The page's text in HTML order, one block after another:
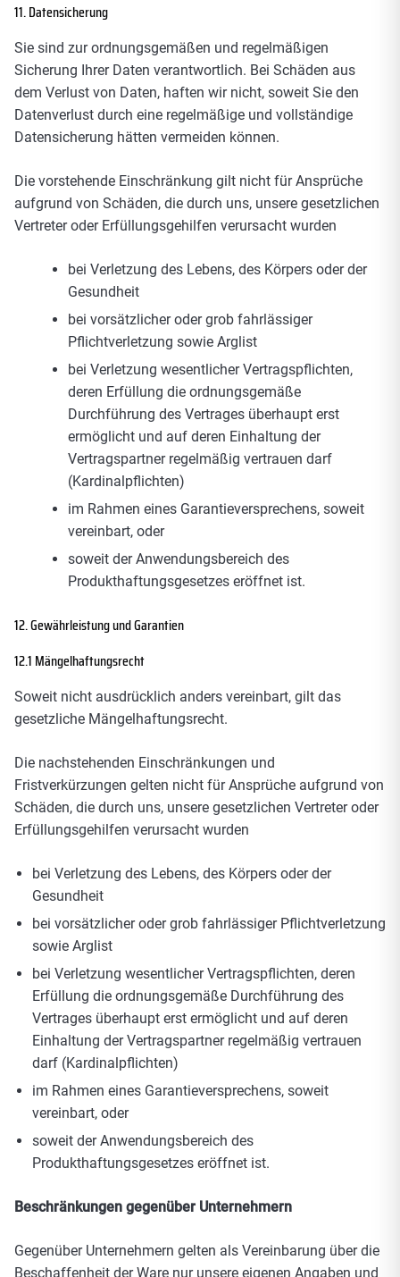
11. Datensicherung
Sie sind zur ordnungsgemäßen und regelmäßigen
Sicherung Ihrer Daten verantwortlich. Bei Schäden aus
dem Verlust von Daten, haften wir nicht, soweit Sie den
Datenverlust durch eine regelmäßige und vollständige
Datensicherung hätten vermeiden können.
Die vorstehende Einschränkung gilt nicht für Ansprüche
aufgrund von Schäden, die durch uns, unsere gesetzlichen
Vertreter oder Erfüllungsgehilfen verursacht wurden
bei Verletzung des Lebens, des Körpers oder der
Gesundheit
bei vorsätzlicher oder grob fahrlässiger
Pflichtverletzung sowie Arglist
bei Verletzung wesentlicher Vertragspflichten,
deren Erfüllung die ordnungsgemäße
Durchführung des Vertrages überhaupt erst
ermöglicht und auf deren Einhaltung der
Vertragspartner regelmäßig vertrauen darf
(Kardinalpflichten)
im Rahmen eines Garantieversprechens, soweit
vereinbart, oder
soweit der Anwendungsbereich des
Produkthaftungsgesetzes eröffnet ist.
12. Gewährleistung und Garantien
12.1 Mängelhaftungsrecht
Soweit nicht ausdrücklich anders vereinbart, gilt das
gesetzliche Mängelhaftungsrecht.
Die nachstehenden Einschränkungen und
Fristverkürzungen gelten nicht für Ansprüche aufgrund von
Schäden, die durch uns, unsere gesetzlichen Vertreter oder
Erfüllungsgehilfen verursacht wurden
bei Verletzung des Lebens, des Körpers oder der
Gesundheit
bei vorsätzlicher oder grob fahrlässiger Pflichtverletzung
sowie Arglist
bei Verletzung wesentlicher Vertragspflichten, deren
Erfüllung die ordnungsgemäße Durchführung des
Vertrages überhaupt erst ermöglicht und auf deren
Einhaltung der Vertragspartner regelmäßig vertrauen
darf (Kardinalpflichten)
im Rahmen eines Garantieversprechens, soweit
vereinbart, oder
soweit der Anwendungsbereich des
Produkthaftungsgesetzes eröffnet ist.
Beschränkungen gegenüber Unternehmern
Gegenüber Unternehmern gelten als Vereinbarung über die
Beschaffenheit der Ware nur unsere eigenen Angaben und